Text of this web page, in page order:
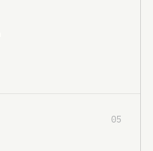
05